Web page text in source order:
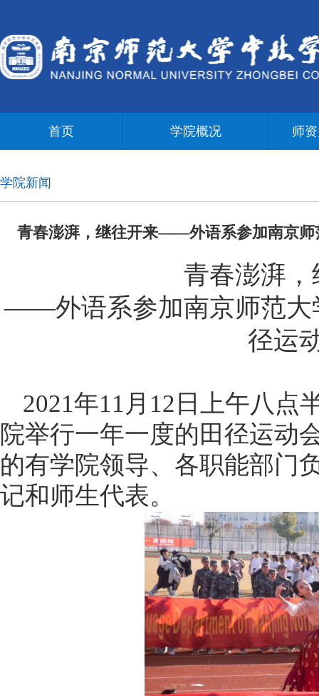
首页 学院概况 师
学院新闻
青春澎湃，继往开来——外语系参加南京师
青春澎湃
——外语系参加南京师范大
径运
2021年11月12日上午八点
院举行一年一度的田径运动
的有学院领导、各职能部门
记和师生代表。